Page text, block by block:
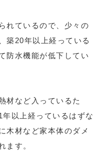
れているので、少々の
築20年以上経っている
防水機能が低下してい
材など入っているた
以上経っているはずな
木材など家本体のダメ
ます。